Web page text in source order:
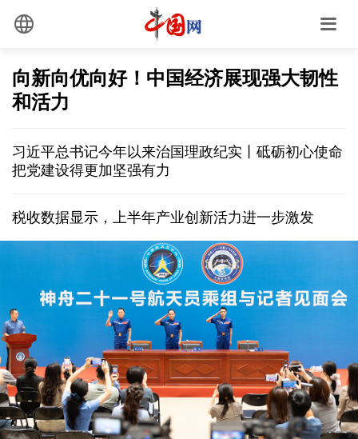
向新向优向好！中国经济展现强大韧性
和活力
习近平总书记今年以来治国理政纪实丨砥砺初心使命
把党建设得更加坚强有力
税收数据显示，上半年产业创新活力进一步激发